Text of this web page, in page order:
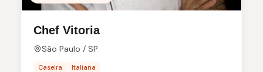
Chef Vitoria
São Paulo / SP
Caseira Italiana